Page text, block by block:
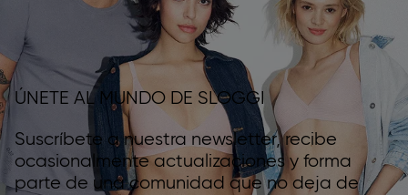
ÚNETE AL MUNDO DE SLOGGI
Suscríbete a nuestra newsletter, recibe
ocasionalmente actualizaciones y forma
parte de una comunidad que no deja de